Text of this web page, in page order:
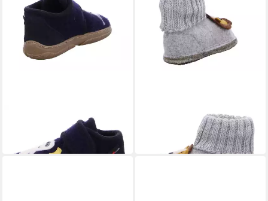
Fidelius Gespenst Hausschuh
Hüttenschuh Leo Hausschuh